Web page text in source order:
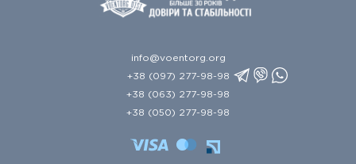
info@voentorg.org
+38 (097) 277-98-98
+38 (063) 277-98-98
+38 (050) 277-98-98